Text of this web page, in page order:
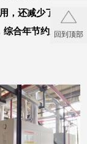
，还减少了3个锅
综合年节约成本达
回到顶部